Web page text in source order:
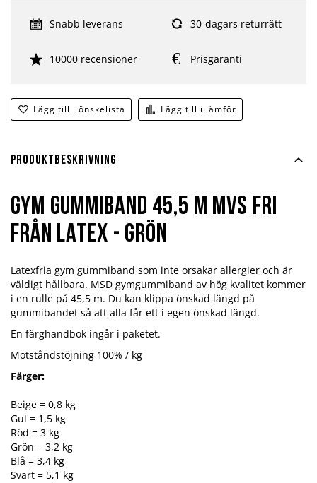
Lägg till i önskelista Lägg till i jämför
Snabb leverans 30-dagars returrätt
10000 recensioner Prisgaranti
Produktbeskrivning
Gym Gummiband 45,5 m MVS Fri
från Latex - Grön
Latexfria gym gummiband som inte orsakar allergier och är
väldigt hållbara. MSD gymgummiband av hög kvalitet kommer
i en rulle på 45,5 m. Du kan klippa önskad längd på
gummibandet så att alla får ett i egen önskad längd.
En färghandbok ingår i paketet.
Motståndstöjning 100% / kg
Färger:
Beige = 0,8 kg
Gul = 1,5 kg
Röd = 3 kg
Grön = 3,2 kg
Blå = 3,4 kg
Svart = 5,1 kg